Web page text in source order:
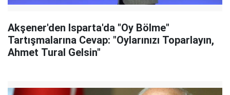
Akşener'den Isparta'da "Oy Bölme"
Tartışmalarına Cevap: "Oylarınızı Toparlayın,
Ahmet Tural Gelsin"